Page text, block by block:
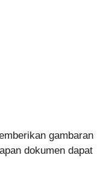
gambaran
dokumen dapat